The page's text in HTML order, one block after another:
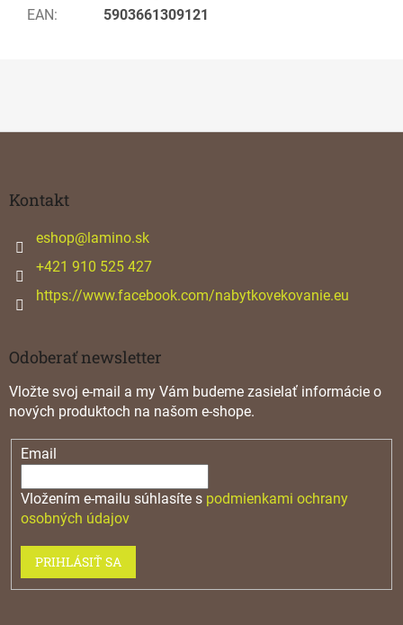
EAN: 5903661309121
Kontakt
eshop@lamino.sk
+421 910 525 427
https://www.facebook.com/nabytkovekovanie.eu
Odoberať newsletter
Vložte svoj e-mail a my Vám budeme zasielať informácie o
nových produktoch na našom e-shope.
Email
Vložením e-mailu súhlasíte s podmienkami ochrany
osobných údajov
PRIHLÁSIŤ SA